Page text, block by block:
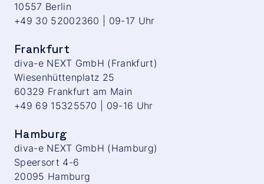
10557 Berlin
+49 30 52002360 | 09-17 Uhr
Frankfurt
diva-e NEXT GmbH (Frankfurt)
Wiesenhüttenplatz 25
60329 Frankfurt am Main
+49 69 15325570 | 09-16 Uhr
Hamburg
diva-e NEXT GmbH (Hamburg)
Speersort 4-6
20095 Hamburg